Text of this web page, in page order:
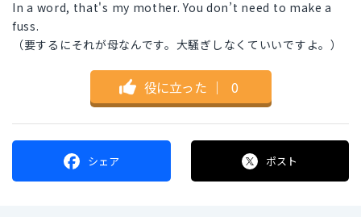
In a word, that's my mother. You don’t need to make a
fuss.
（要するにそれが母なんです。大騒ぎしなくていいですよ。）
役に立った ｜ 0
シェア ポスト